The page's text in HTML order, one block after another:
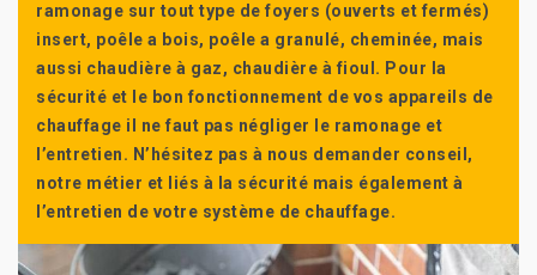
ramonage sur tout type de foyers (ouverts et fermés)
insert, poêle a bois, poêle a granulé, cheminée, mais
aussi chaudière à gaz, chaudière à fioul. Pour la
sécurité et le bon fonctionnement de vos appareils de
chauffage il ne faut pas négliger le ramonage et
l’entretien. N’hésitez pas à nous demander conseil,
notre métier et liés à la sécurité mais également à
l’entretien de votre système de chauffage.